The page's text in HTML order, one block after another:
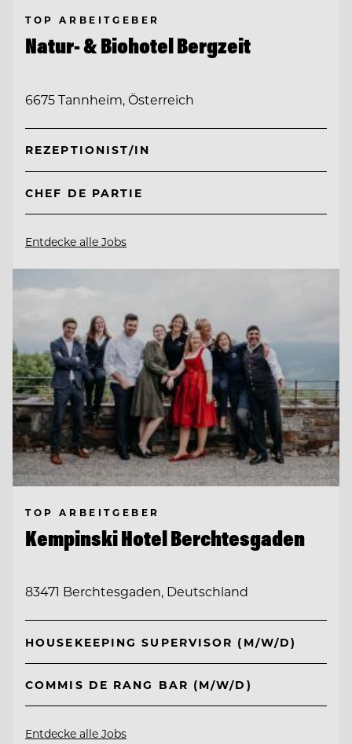
TOP ARBEITGEBER
Natur- & Biohotel Bergzeit
6675 Tannheim, Österreich
REZEPTIONIST/IN
CHEF DE PARTIE
Entdecke alle Jobs
TOP ARBEITGEBER
Kempinski Hotel Berchtesgaden
83471 Berchtesgaden, Deutschland
HOUSEKEEPING SUPERVISOR (M/W/D)
COMMIS DE RANG BAR (M/W/D)
Entdecke alle Jobs